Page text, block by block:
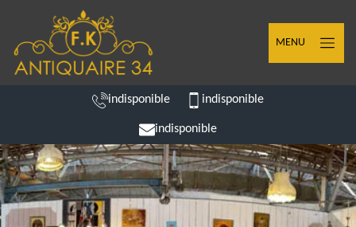
MENU
indisponible indisponible
indisponible